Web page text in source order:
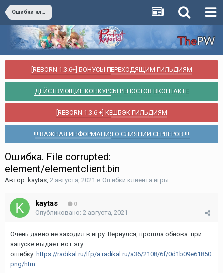
Ошибки клиента игры
[REBORN 1.3.6+] БОНУСЫ ПЕРЕХОДЯЩИМ ГИЛЬДИЯМ
ДЕЙСТВУЮЩИЕ КОНКУРСЫ РЕПОСТОВ ВКОНТАКТЕ
[REBORN 1.3.6 +] КЕШБЭК ГИЛЬДИЯМ
!!! ВАЖНАЯ ИНФОРМАЦИЯ О СЛИЯНИИ СЕРВЕРОВ !!!
Ошибка. File corrupted:
element/elementclient.bin
Автор: kaytas, 2 августа, 2021 в Ошибки клиента игры
kaytas 0
Опубликовано: 2 августа, 2021
Очень давно не заходил в игру. Вернулся, прошла обнова. при
запуске выдает вот эту
ошибку. https://radikal.ru/lfp/a.radikal.ru/a36/2108/6f/0d1b09e61850.
png/htm